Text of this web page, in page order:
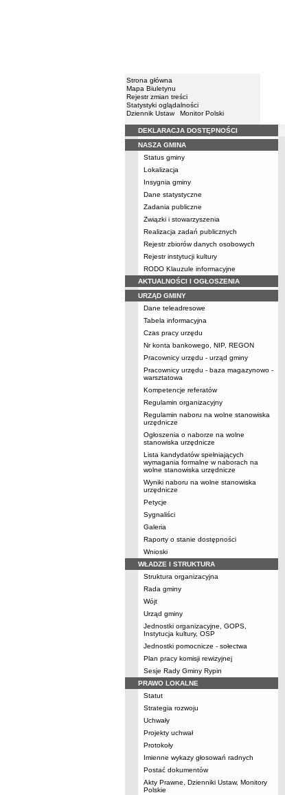
Strona główna
Mapa Biuletynu
Rejestr zmian treści
Statystyki oglądalności
Dziennik Ustaw
Monitor Polski
Menu
DEKLARACJA DOSTĘPNOŚCI
NASZA GMINA
Status gminy
Lokalizacja
Insygnia gminy
Dane statystyczne
Zadania publiczne
Związki i stowarzyszenia
Realizacja zadań publicznych
Rejestr zbiorów danych osobowych
Rejestr instytucji kultury
RODO Klauzule informacyjne
AKTUALNOŚCI I OGŁOSZENIA
URZĄD GMINY
Dane teleadresowe
Tabela informacyjna
Czas pracy urzędu
Nr konta bankowego, NIP, REGON
Pracownicy urzędu - urząd gminy
Pracownicy urzędu - baza magazynowo -
warsztatowa
Kompetencje referatów
Regulamin organizacyjny
Regulamin naboru na wolne stanowiska
urzędnicze
Ogłoszenia o naborze na wolne
stanowiska urzędnicze
Lista kandydatów spełniających
wymagania formalne w naborach na
wolne stanowiska urzędnicze
Wyniki naboru na wolne stanowiska
urzędnicze
Petycje
Sygnaliści
Galeria
Raporty o stanie dostępności
Wnioski
WŁADZE I STRUKTURA
Struktura organizacyjna
Rada gminy
Wójt
Urząd gminy
Jednostki organizacyjne, GOPS,
Instytucja kultury, OSP
Jednostki pomocnicze - sołectwa
Plan pracy komisji rewizyjnej
Sesje Rady Gminy Rypin
PRAWO LOKALNE
Statut
Strategia rozwoju
Uchwały
Projekty uchwał
Protokoły
Imienne wykazy głosowań radnych
Postać dokumentów
Akty Prawne, Dzienniki Ustaw, Monitory
Polskie